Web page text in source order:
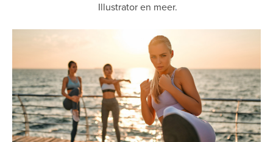
Illustrator en meer.